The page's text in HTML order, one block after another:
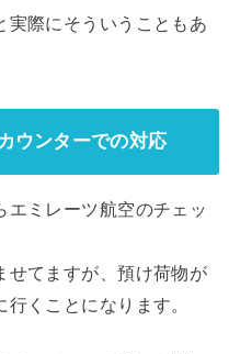
実際にそういうこともあ
ウンターでの対応
エミレーツ航空のチェッ
せてますが、預け荷物が
くことになります。